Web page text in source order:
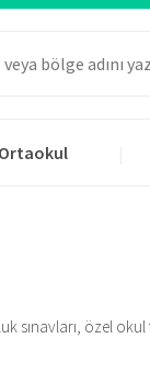
Ortaokul
sınavları, özel